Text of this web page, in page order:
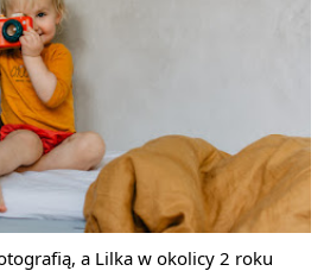
a Lilka w okolicy 2 roku